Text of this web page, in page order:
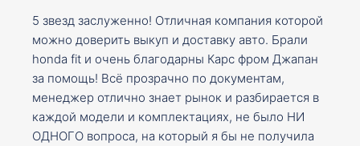
5 звезд заслуженно! Отличная компания которой
можно доверить выкуп и доставку авто. Брали
honda fit и очень благодарны Карс фром Джапан
за помощь! Всё прозрачно по документам,
менеджер отлично знает рынок и разбирается в
каждой модели и комплектациях, не было НИ
ОДНОГО вопроса, на который я бы не получила